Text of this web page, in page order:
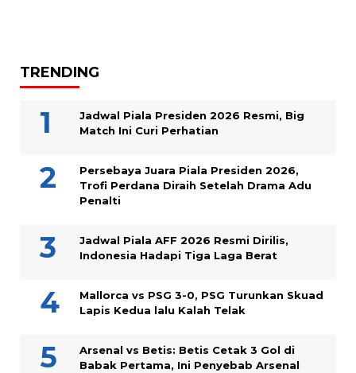
TRENDING
Jadwal Piala Presiden 2026 Resmi, Big
Match Ini Curi Perhatian
Persebaya Juara Piala Presiden 2026,
Trofi Perdana Diraih Setelah Drama Adu
Penalti
Jadwal Piala AFF 2026 Resmi Dirilis,
Indonesia Hadapi Tiga Laga Berat
Mallorca vs PSG 3-0, PSG Turunkan Skuad
Lapis Kedua lalu Kalah Telak
Arsenal vs Betis: Betis Cetak 3 Gol di
Babak Pertama, Ini Penyebab Arsenal